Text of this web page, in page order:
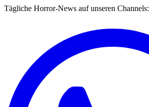
Tägliche Horror-News auf unseren Channels: